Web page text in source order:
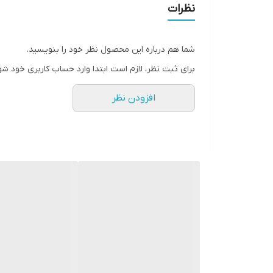
نظرات
شما هم درباره این محصول نظر خود را بنویسید.
برای ثبت نظر، لازم است ابتدا وارد حساب کاربری خود
افزودن نظر